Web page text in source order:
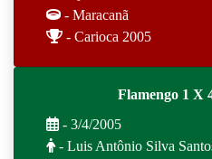
- Maracanã
- Carioca 2005
Flamengo 1 X
- 3/4/2005
- Luis Antônio Silva